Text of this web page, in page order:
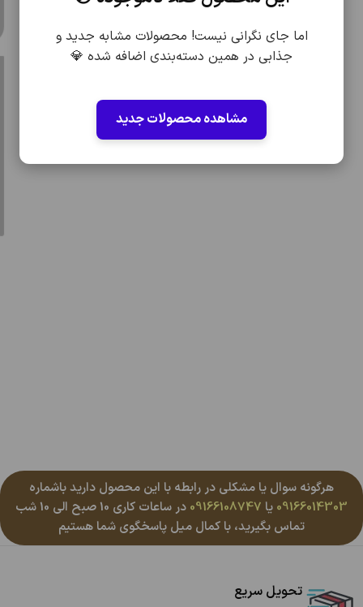
هرگونه سوال یا مشکلی در رابطه با این محصول دارید باشماره
09166014303 یا 09166108747
در ساعات کاری 10 صبح الی 10 شب
تماس بگیرید، با کمال میل پاسخگوی شما هستیم
تحویل سریع
اما جای نگرانی نیست! محصولات مشابه جدید و
جذابی در همین دسته‌بندی اضافه شده 💎
مشاهده محصولات جدید